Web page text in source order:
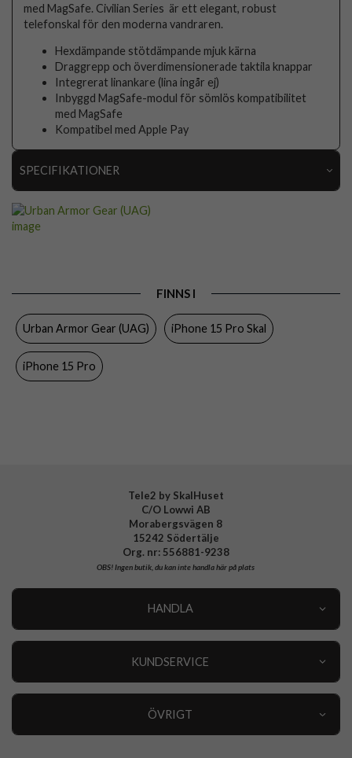
med MagSafe. Civilian Series är ett elegant, robust
telefonskal för den moderna vandraren.
Hexdämpande stötdämpande mjuk kärna
Draggrepp och överdimensionerade taktila knappar
Integrerat linankare (lina ingår ej)
Inbyggd MagSafe-modul för sömlös kompatibilitet
med MagSafe
Kompatibel med Apple Pay
SPECIFIKATIONER
Artikelnummer
Passar till
MagSafe-kompatibel, Stöttålig
Färg
Material Hårdplast (PC), Mjukplast (TPU)
Varumärke
FINNS I
Urban Armor Gear (UAG) iPhone 15 Pro Skal
iPhone 15 Pro
Tele2 by SkalHuset
C/O Lowwi AB
Morabergsvägen 8
15242 Södertälje
Org. nr: 556881-9238
OBS!Ingen butik, du kan inte handla här på plats
HANDLA
KUNDSERVICE
ÖVRIGT